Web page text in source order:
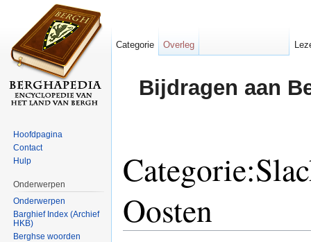
Bijdragen aan
Oosten
Categorie Overleg
Hoofdpagina
Contact
Hulp
Onderwerpen
Onderwerpen
Barghief Index (Archief
HKB)
Berghse woorden